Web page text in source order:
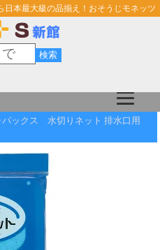
本最大級の品揃え！おそうじモネッツ
パックス 水切りネット 排水口用